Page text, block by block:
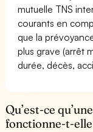
mutuelle TNS
courants en
que la
plus grave (arrêt
durée, décès,
Qu’est-ce
fonctionne-t-elle